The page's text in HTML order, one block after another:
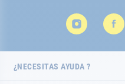
¿NECESITAS AYUDA ?